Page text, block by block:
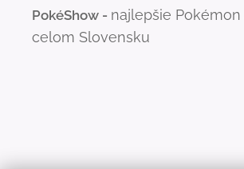
PokéShow - najlepšie
celom Slovensku